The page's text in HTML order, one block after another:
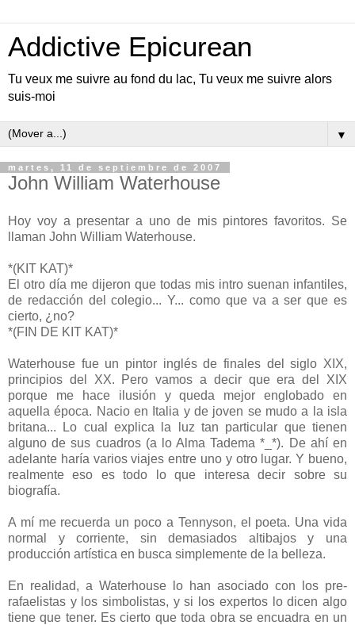
Addictive Epicurean
Tu veux me suivre au fond du lac, Tu veux me suivre alors
suis-moi
▼
martes, 11 de septiembre de 2007
John William Waterhouse
Hoy voy a presentar a uno de mis pintores favoritos. Se
llaman John William Waterhouse.
*(KIT KAT)*
El otro día me dijeron que todas mis intro suenan infantiles,
de redacción del colegio... Y... como que va a ser que es
cierto, ¿no?
*(FIN DE KIT KAT)*
Waterhouse fue un pintor inglés de finales del siglo XIX,
principios del XX. Pero vamos a decir que era del XIX
porque me hace ilusión y queda mejor englobado en
aquella época. Nacio en Italia y de joven se mudo a la isla
britana... Lo cual explica la luz tan particular que tienen
alguno de sus cuadros (a lo Alma Tadema *_*). De ahí en
adelante haría varios viajes entre uno y otro lugar. Y bueno,
realmente eso es todo lo que interesa decir sobre su
biografía.
A mí me recuerda un poco a Tennyson, el poeta. Una vida
normal y corriente, sin demasiados altibajos y una
producción artística en busca simplemente de la belleza.
En realidad, a Waterhouse lo han asociado con los pre-
rafaelistas y los simbolistas, y si los expertos lo dicen algo
tiene que tener. Es cierto que toda obra se encuadra en un